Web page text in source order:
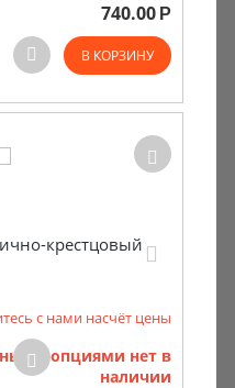
740.00 Р
В КОРЗИНУ
крестцовый
с нами насчёт цены
опциями нет в
наличии